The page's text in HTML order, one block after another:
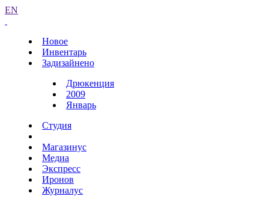
EN
Новое
Инвентарь
Задизайнено
Дрюкенция
2009
Январь
Студия
Магазинус
Медиа
Экспресс
Иронов
Журналус